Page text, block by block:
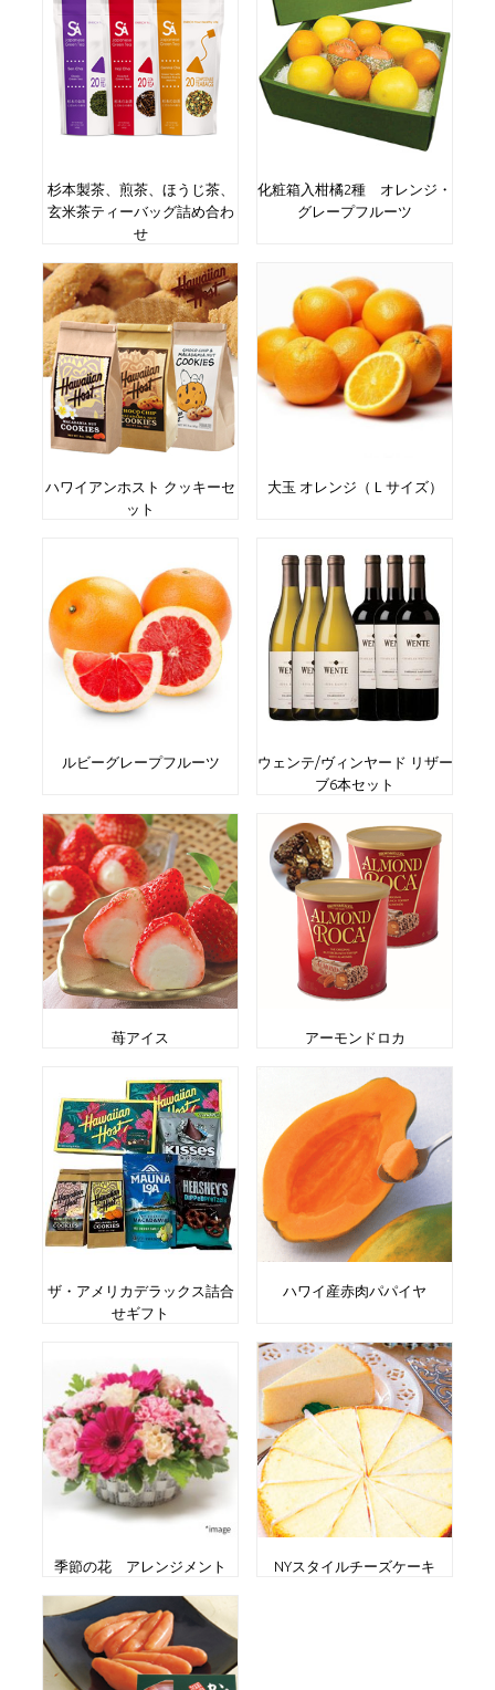
杉本製茶、煎茶、ほうじ茶、
玄米茶ティーバッグ詰め合わ
せ
化粧箱入柑橘2種 オレンジ・
グレープフルーツ
ハワイアンホスト クッキーセ
ット
大玉 オレンジ（Ｌサイズ）
ルビーグレープフルーツ
ウェンテ/ヴィンヤード リザー
ブ6本セット
苺アイス アーモンドロカ
ザ・アメリカデラックス詰合
せギフト
ハワイ産赤肉パパイヤ
季節の花 アレンジメント NYスタイルチーズケーキ